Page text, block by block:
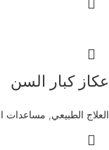
عكاز كبار السن
العلاج الطبيعي مساعدات